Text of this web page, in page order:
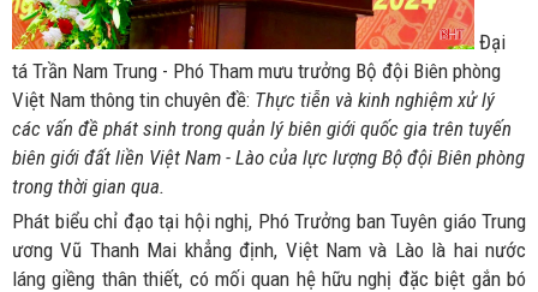
Đại
tá Trần Nam Trung - Phó Tham mưu trưởng Bộ đội Biên phòng
Việt Nam thông tin chuyên đề: Thực tiễn và kinh nghiệm xử lý
các vấn đề phát sinh trong quản lý biên giới quốc gia trên tuyến
biên giới đất liền Việt Nam - Lào của lực lượng Bộ đội Biên phòng
trong thời gian qua.
Phát biểu chỉ đạo tại hội nghị, Phó Trưởng ban Tuyên giáo Trung
ương Vũ Thanh Mai khẳng định, Việt Nam và Lào là hai nước
láng giềng thân thiết, có mối quan hệ hữu nghị đặc biệt gắn bó